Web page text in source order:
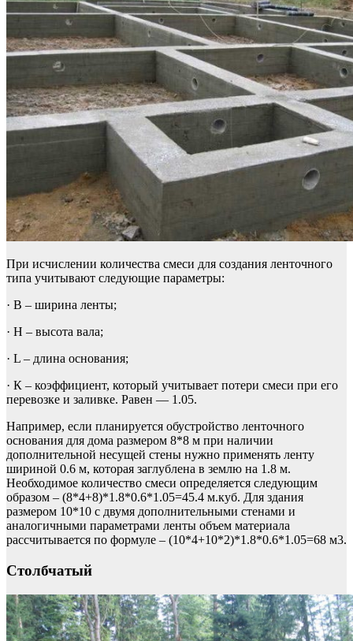
При исчислении количества смеси для создания ленточного
типа учитывают следующие параметры:
· В – ширина ленты;
· Н – высота вала;
· L – длина основания;
· К – коэффициент, который учитывает потери смеси при его
перевозке и заливке. Равен — 1.05.
Например, если планируется обустройство ленточного
основания для дома размером 8*8 м при наличии
дополнительной несущей стены нужно применять ленту
шириной 0.6 м, которая заглублена в землю на 1.8 м.
Необходимое количество смеси определяется следующим
образом – (8*4+8)*1.8*0.6*1.05=45.4 м.куб. Для здания
размером 10*10 с двумя дополнительными стенами и
аналогичными параметрами ленты объем материала
рассчитывается по формуле – (10*4+10*2)*1.8*0.6*1.05=68 м3.
Столбчатый